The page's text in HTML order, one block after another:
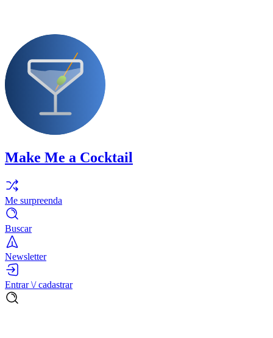
Make Me a Cocktail
Me surpreenda
Buscar
Newsletter
Entrar \/ cadastrar